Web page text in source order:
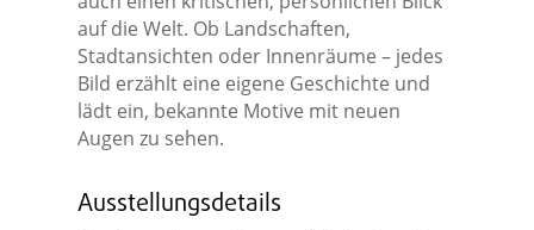
auf die Welt. Ob Landschaften,
Stadtansichten oder Innenräume – jedes
Bild erzählt eine eigene Geschichte und
lädt ein, bekannte Motive mit neuen
Augen zu sehen.
Ausstellungsdetails